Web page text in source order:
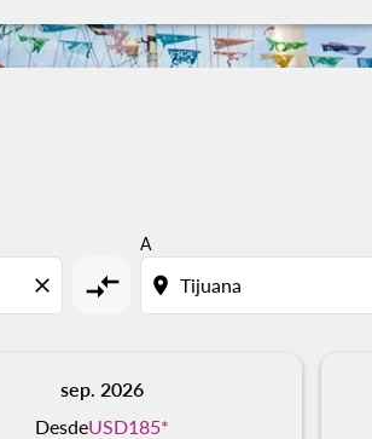
close compare_arrows
A
location_on
sep. 2026
DesdeUSD185*